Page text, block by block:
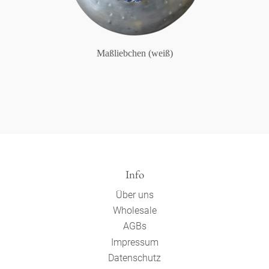
Maßliebchen (weiß)
Info
Über uns
Wholesale
AGBs
Impressum
Datenschutz